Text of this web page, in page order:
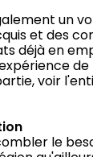
un
et des
déjà en
de
voir
le